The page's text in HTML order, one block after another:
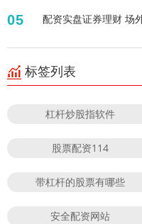
05 配资实盘证券理财 场
标签列表
杠杆炒股指软件
股票配资114
带杠杆的股票有哪些
安全配资网站